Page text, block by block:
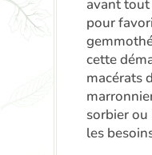
avant
pour
cette
macérats
sorbier ou
les